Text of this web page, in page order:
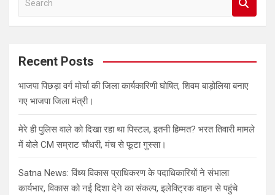
a
c
Recent Posts
भाजपा पिछड़ा वर्ग मोर्चा की जिला कार्यकारिणी घोषित, शिवम बाड़ोलिया बनाए
गए भाजपा जिला मंत्री।
मेरे ही पुलिस वाले को दिखा रहा था पिस्टल, इतनी हिम्मत? भरत तिवारी मामले
में बोले CM सम्राट चौधरी, मंच से फूटा गुस्सा।
Satna News: विंध्य विकास प्राधिकरण के पदाधिकारियों ने संभाला
कार्यभार, विकास को नई दिशा देने का संकल्प, इलेक्ट्रिक वाहन से पहुंचे